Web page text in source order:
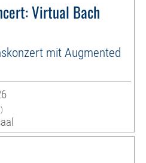
Virtual Bach
mit Augmented